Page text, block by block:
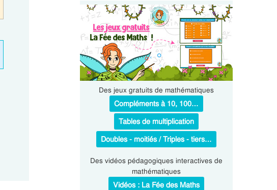
Des jeux gratuits de mathématiques
Compléments à 10, 100…
Tables de multiplication
Doubles - moitiés / Triples - tiers…
Des vidéos pédagogiques interactives de
mathématiques
Vidéos : La Fée des Maths